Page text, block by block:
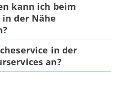
kann ich beim
in der Nähe
in der
an?